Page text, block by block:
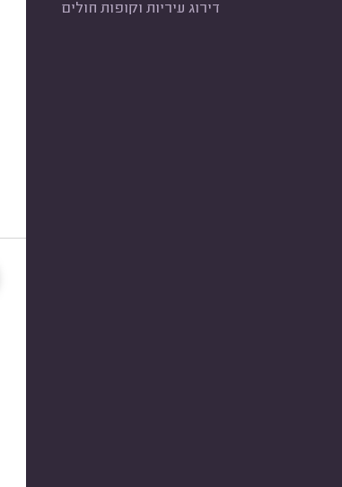
דירוג עיריות וקופות חולים